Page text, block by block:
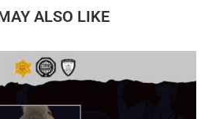
ALSO LIKE